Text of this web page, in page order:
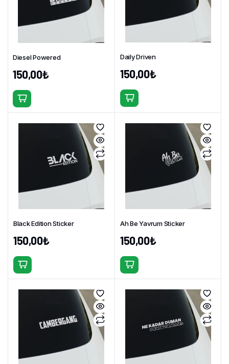
Diesel Powered
150,00₺
Bu
ürünün
ürün
Daily Driven
150,00₺
Bu
ürünün
varyasyonu
ürün
Black Edition Sticker
150,00₺
Bu
ürünün
varyasyonu
ürün
Ah Be Yavrum Sticker
150,00₺
Bu
ürünün
varyasyonu
ürün